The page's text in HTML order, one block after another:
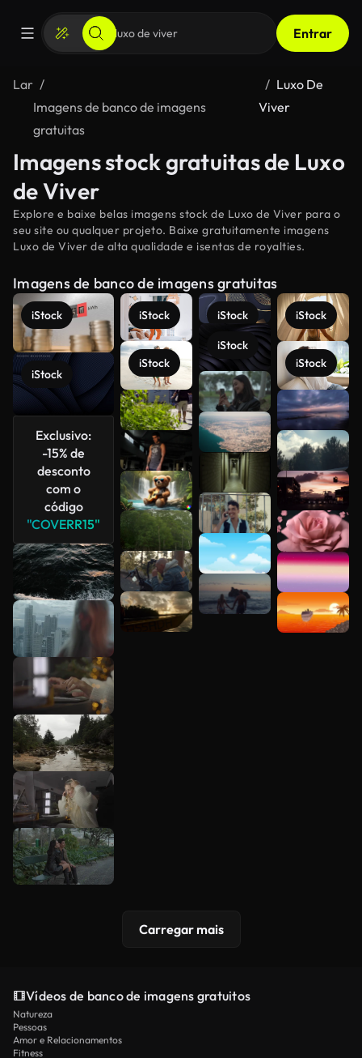
Entrar
Lar
Imagens de banco de imagens
gratuitas
Luxo De
Viver
Imagens stock gratuitas de Luxo
de Viver
Explore e baixe belas imagens stock de Luxo de Viver para o
seu site ou qualquer projeto. Baixe gratuitamente imagens
Luxo de Viver de alta qualidade e isentas de royalties.
Imagens de banco de imagens gratuitas
iStock
iStock
Exclusivo:
-15% de
desconto
com o
código
"COVERR15"
iStock
iStock
iStock
iStock
iStock
iStock
Veja mais
Carregar mais
Vídeos de banco de imagens gratuitos
Natureza
Pessoas
Amor e Relacionamentos
Fitness